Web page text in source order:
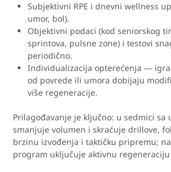
Subjektivni RPE i dnevni wellness
umor, bol).
Objektivni podaci (kod seniorskog
sprintova, pulsne zone) i testovi
periodično.
Individualizacija opterećenja —
od povrede ili umora dobijaju
više regeneracije.
Prilagođavanje je ključno: u sedmici sa
smanjuje volumen i skraćuje drillove,
brzinu izvođenja i taktičku pripremu;
program uključuje aktivnu